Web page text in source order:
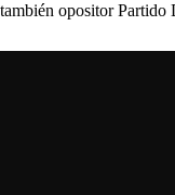
también opositor Partido